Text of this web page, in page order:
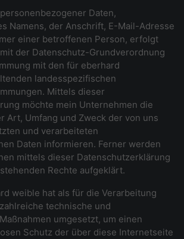
Daten,
Namens, der Anschrift, E-Mail-Adresse
einer betroffenen Person, erfolgt
der Datenschutz-Grundverordnung
mit den für eberhard
landesspezifischen
Mittels dieser
möchte mein Unternehmen die
Art, Umfang und Zweck der von uns
und verarbeiteten
Daten informieren. Ferner werden
mittels dieser Datenschutzerklärung
Rechte aufgeklärt.
weible hat als für die Verarbeitung
technische und
umgesetzt, um einen
Schutz der über diese Internetseite